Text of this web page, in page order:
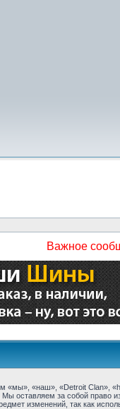
Важное
«наш», «Detroit Clan»,
оставляем за собой
изменений, так как